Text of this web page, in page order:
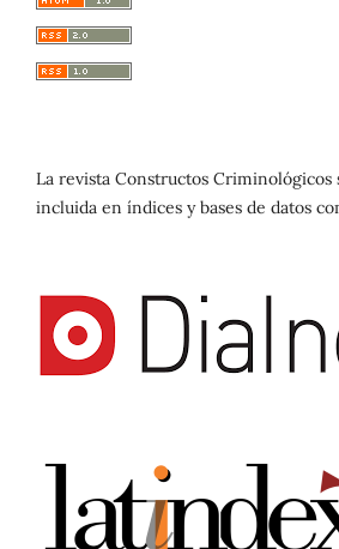
La revista Constructos Criminológicos
incluida en índices y bases de datos